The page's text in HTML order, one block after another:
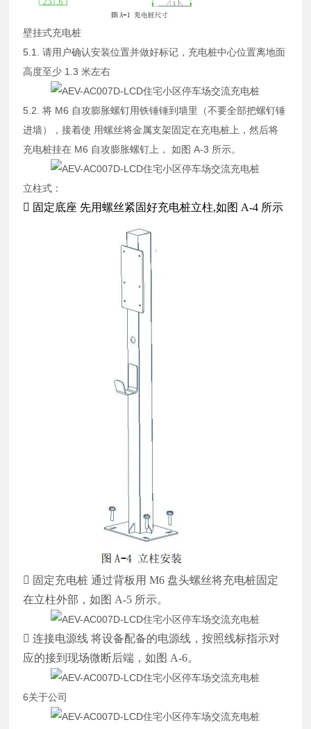
壁挂式充电桩
5.1. 请用户确认安装位置并做好标记，充电桩中心位置离地面
高度至少 1.3 米左右
5.2. 将 M6 自攻膨胀螺钉用铁锤锤到墙里（不要全部把螺钉锤
进墙），接着使 用螺丝将金属支架固定在充电桩上，然后将
充电桩挂在 M6 自攻膨胀螺钉上， 如图 A-3 所示。
立柱式：
 固定底座 先用螺丝紧固好充电桩立柱,如图 A-4 所示
 固定充电桩通过背板用 M6 盘头螺丝将充电桩固定
在立柱外部，如图 A-5 所示。
连接电源线将设备配备的电源线，按照线标指示对
应的接到现场微断后端，如图 A-6。
6关于公司